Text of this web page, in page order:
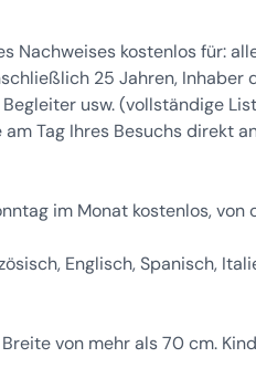
Nachweises kostenlos für:
25 Jahren, Inhaber
usw. (vollständige
Tag Ihres Besuchs direkt
im Monat kostenlos, von
Englisch, Spanisch,
von mehr als 70 cm.